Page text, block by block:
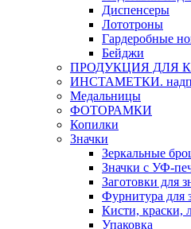
Диспенсеры
Лототроны
Гардеробные
Бейджи
ПРОДУКЦИЯ ДЛЯ
ИНСТАМЕТКИ.
Медальницы
ФОТОРАМКИ
Копилки
Значки
Зеркальные
Значки с УФ-
Заготовки для
Фурнитура для
Кисти, краски,
Упаковка